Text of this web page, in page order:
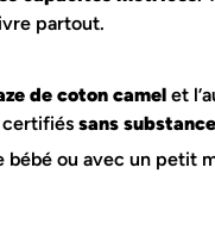
Poncho de pluie
Sac à dos crèche
Tapis à langer nomade
Trousse de toilette
le coin des parents
s
Sac à langer
Sac banane
partout.
de coton camel et
certifiéssans
bébé ou avec un petit